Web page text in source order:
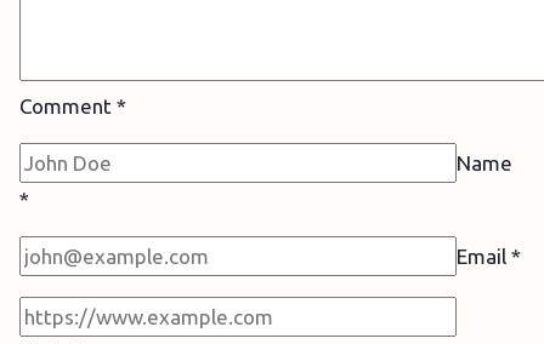
Comment *
Name
*
Email *